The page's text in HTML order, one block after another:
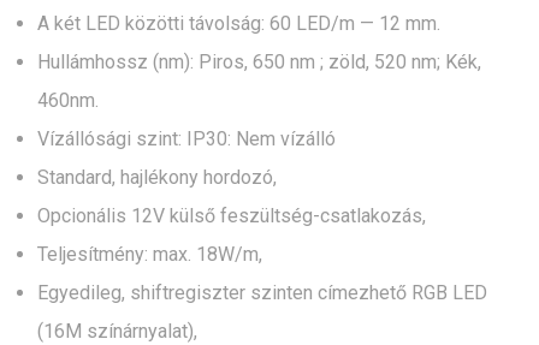
A két LED közötti távolság: 60 LED/m — 12 mm.
Hullámhossz (nm): Piros, 650 nm ; zöld, 520 nm; Kék,
460nm.
Vízállósági szint: IP30: Nem vízálló
Standard, hajlékony hordozó,
Opcionális 12V külső feszültség-csatlakozás,
Teljesítmény: max. 18W/m,
Egyedileg, shiftregiszter szinten címezhető RGB LED
(16M színárnyalat),